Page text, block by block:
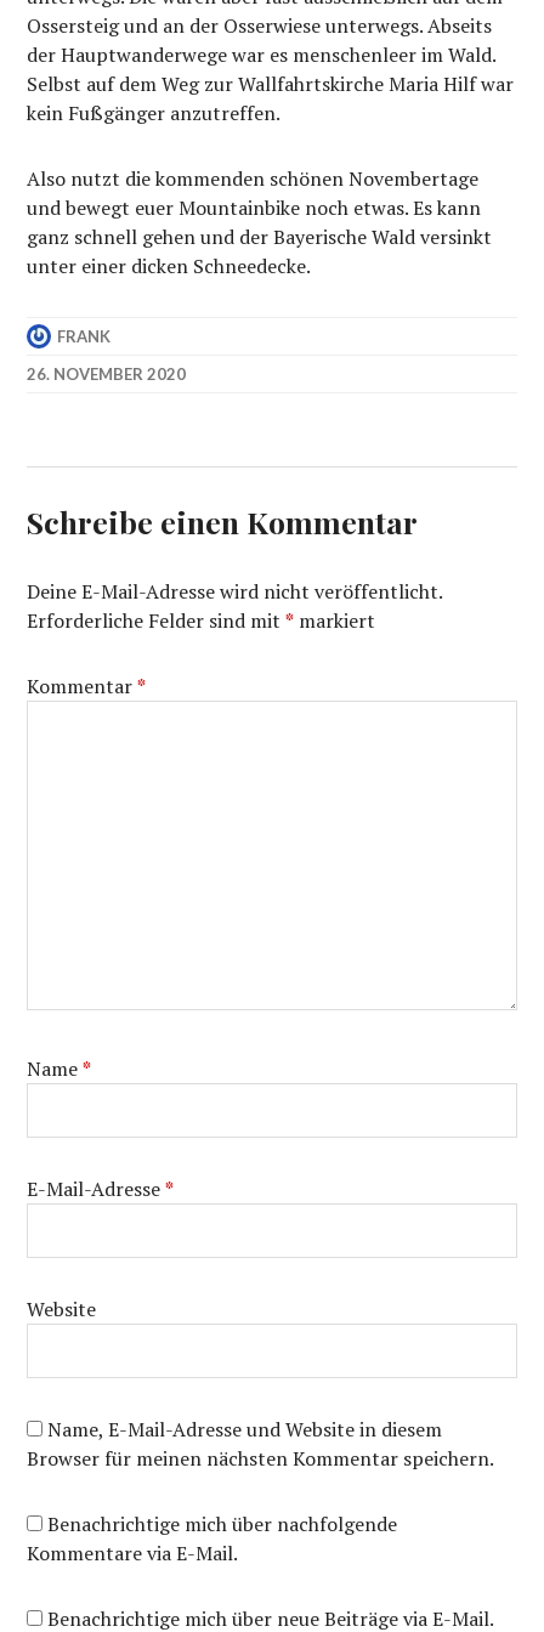
Ossersteig und an der Osserwiese unterwegs. Abseits
der Hauptwanderwege war es menschenleer im Wald.
Selbst auf dem Weg zur Wallfahrtskirche Maria Hilf war
kein Fußgänger anzutreffen.
Also nutzt die kommenden schönen Novembertage
und bewegt euer Mountainbike noch etwas. Es kann
ganz schnell gehen und der Bayerische Wald versinkt
unter einer dicken Schneedecke.
FRANK
26. NOVEMBER 2020
Schreibe einen Kommentar
Deine E-Mail-Adresse wird nicht veröffentlicht.
Erforderliche Felder sind mit* markiert
Kommentar*
Name*
E-Mail-Adresse*
Website
Name, E-Mail-Adresse und Website in diesem
Browser für meinen nächsten Kommentar speichern.
Benachrichtige mich über nachfolgende
Kommentare via E-Mail.
Benachrichtige mich über neue Beiträge via E-Mail.